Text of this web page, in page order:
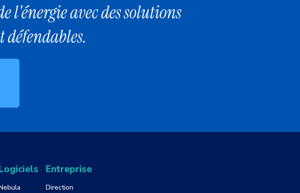
l'énergie avec des solutions
défendables.
Entreprise
Direction